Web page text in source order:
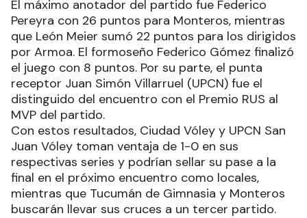
El máximo anotador del partido fue Federico
Pereyra con 26 puntos para Monteros, mientras
que León Meier sumó 22 puntos para los dirigidos
por Armoa. El formoseño Federico Gómez finalizó
el juego con 8 puntos. Por su parte, el punta
receptor Juan Simón Villarruel (UPCN) fue el
distinguido del encuentro con el Premio RUS al
MVP del partido.
Con estos resultados, Ciudad Vóley y UPCN San
Juan Vóley toman ventaja de 1-0 en sus
respectivas series y podrían sellar su pase a la
final en el próximo encuentro como locales,
mientras que Tucumán de Gimnasia y Monteros
buscarán llevar sus cruces a un tercer partido.